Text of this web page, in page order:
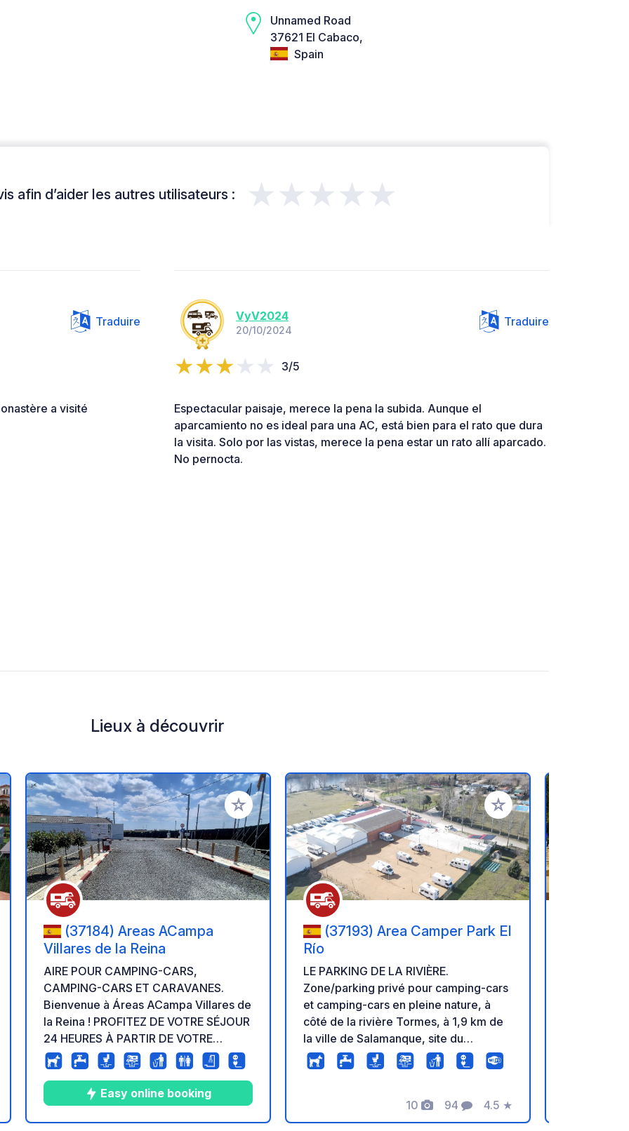
Unnamed Road
37621 El Cabaco,
Spain
afin d’aider les autres utilisateurs : ★★★★★
Traduire
a visité
VyV2024
20/10/2024
Traduire
3/5
Espectacular paisaje, merece la pena la subida. Aunque el
aparcamiento no es ideal para una AC, está bien para el rato que dura
la visita. Solo por las vistas, merece la pena estar un rato allí aparcado.
No pernocta.
Lieux à découvrir
à vos favoris Ajouter à vos favoris
(37184) Areas ACampa
Villares de la Reina
AIRE POUR CAMPING-CARS,
CAMPING-CARS ET CARAVANES.
Bienvenue à Áreas ACampa Villares de
la Reina ! PROFITEZ DE VOTRE SÉJOUR
24 HEURES À PARTIR DE VOTRE
PREMIER ARRIVÉE. (Ex. : de 20 h à 20 h
ou de minuit à minuit) Accès en ligne
exclusivement via le site web. 1.
Inscrivez-vous (adresse e-mail,
numéro d'immatriculation et numéro de
Easy online booking
Ajouter à vos favoris
(37193) Area Camper Park El
Río
LE PARKING DE LA RIVIÈRE.
Zone/parking privé pour camping-cars
et camping-cars en pleine nature, à
côté de la rivière Tormes, à 1,9 km de
la ville de Salamanque, site du
patrimoine mondial. 2 points de
remplissage et de vidange, 29 places
10
Photos
94
Commentaires
4.5
Note
★